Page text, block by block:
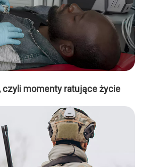
czyli momenty ratujące życie